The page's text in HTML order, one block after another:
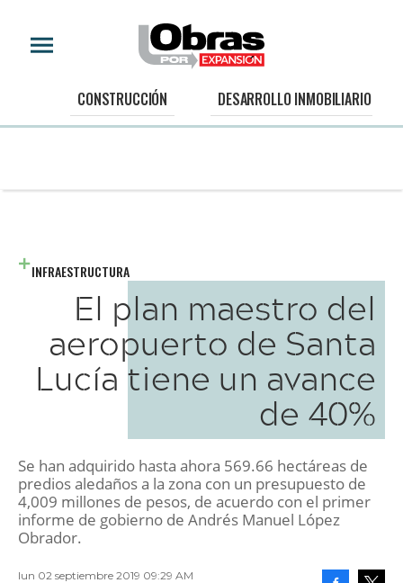
CONSTRUCCIÓN DESARROLLO INMOBILIARIO
INFRAESTRUCTURA
El plan maestro del
aeropuerto de Santa
Lucía tiene un avance
de 40%
Se han adquirido hasta ahora 569.66 hectáreas de
predios aledaños a la zona con un presupuesto de
4,009 millones de pesos, de acuerdo con el primer
informe de gobierno de Andrés Manuel López
Obrador.
lun 02 septiembre 2019 09:29 AM